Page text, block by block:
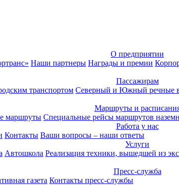
О предприятии
Наши партнеры Награды и премии
Пассажирам
транспортом Северный и Южный речные
Маршруты и
маршруты Специальные рейсы маршрутов
Работа у нас
Контакты Ваши вопросы – наши ответы
Услуги
Автошкола Реализация техники, вышедшей из
Пресс-служба
газета Контакты пресс-службы